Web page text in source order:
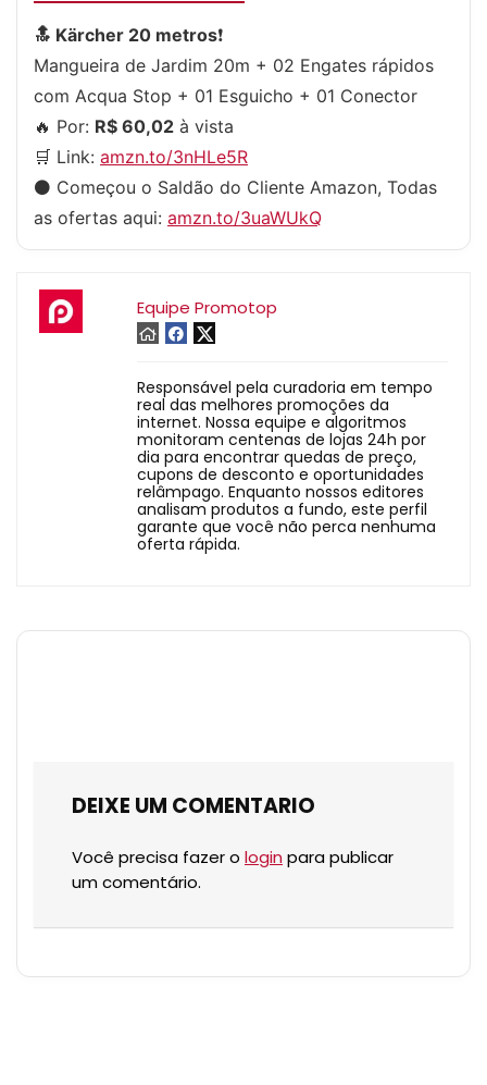
🔝 Kärcher 20 metros❗
Mangueira de Jardim 20m + 02 Engates rápidos
com Acqua Stop + 01 Esguicho + 01 Conector
🔥 Por: R$ 60,02 à vista
🛒 Link: amzn.to/3nHLe5R
⚫️ Começou o Saldão do Cliente Amazon, Todas
as ofertas aqui: amzn.to/3uaWUkQ
Equipe Promotop
Responsável pela curadoria em tempo
real das melhores promoções da
internet. Nossa equipe e algoritmos
monitoram centenas de lojas 24h por
dia para encontrar quedas de preço,
cupons de desconto e oportunidades
relâmpago. Enquanto nossos editores
analisam produtos a fundo, este perfil
garante que você não perca nenhuma
oferta rápida.
DEIXE UM COMENTARIO
Você precisa fazer o login para publicar
um comentário.